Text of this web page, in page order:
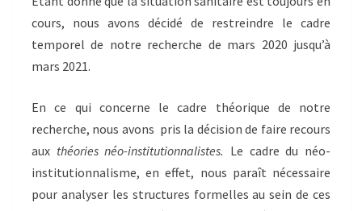
cours, nous avons décidé de restreindre le cadre
temporel de notre recherche de mars 2020 jusqu’à
mars 2021.
En ce qui concerne le cadre théorique de notre
recherche, nous avons pris la décision de faire recours
aux théories néo-institutionnalistes. Le cadre du néo-
institutionnalisme, en effet, nous paraît nécessaire
pour analyser les structures formelles au sein de ces